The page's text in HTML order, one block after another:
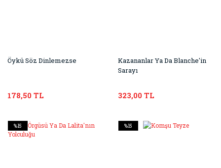
Öykü Söz Dinlemezse
178,50 TL
Kazananlar Ya Da Blanche'in
Sarayı
323,00 TL
%15 %15